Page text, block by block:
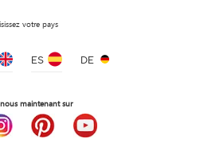
votre pays
ES DE
maintenant sur